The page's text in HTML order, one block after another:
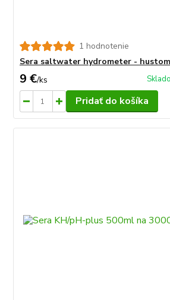
1 hodnotenie
Sera saltwater hydrometer -
9 €/ks
Pridať do košíka